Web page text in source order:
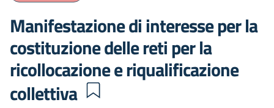
Manifestazione di interesse per la
costituzione delle reti per la
ricollocazione e riqualificazione
collettiva